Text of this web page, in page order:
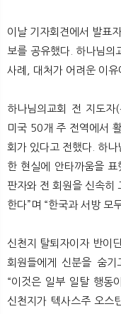
이날 기자회견에서 발표
보를 공유했다. 하나님의
사례, 대처가 어려운 이유
하나님의교회 전 지도자
미국 50개 주 전역에서
회가 있다고 전했다. 하
한 현실에 안타까움을 표
판자와 전 회원을 신속히
한다”며 “한국과 서방 모
신천지 탈퇴자이자 반이
회원들에게 신분을 숨기
“이것은 일부 일탈 행동
신천지가 텍사스주 오스